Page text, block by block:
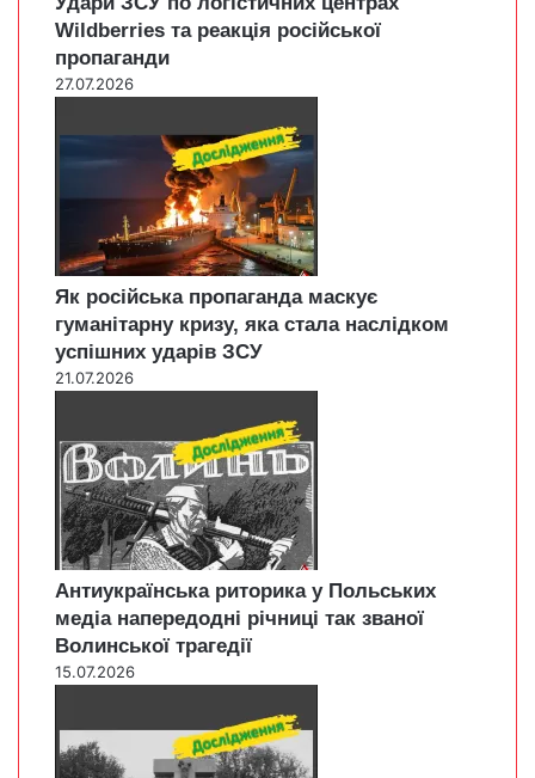
Wildberries та реакція російської
пропаганди
27.07.2026
Як російська пропаганда маскує
гуманітарну кризу, яка стала наслідком
успішних ударів ЗСУ
21.07.2026
Антиукраїнська риторика у Польських
медіа напередодні річниці так званої
Волинської трагедії
15.07.2026